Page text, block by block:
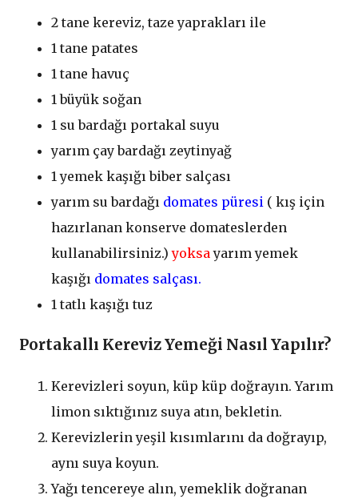
2 tane kereviz, taze yaprakları ile
1 tane patates
1 tane havuç
1 büyük soğan
1 su bardağı portakal suyu
yarım çay bardağı zeytinyağ
1 yemek kaşığı biber salçası
yarım su bardağı domates püresi ( kış için
hazırlanan konserve domateslerden
kullanabilirsiniz.) yoksayarım yemek
kaşığı domates salçası.
1 tatlı kaşığı tuz
Portakallı Kereviz Yemeği Nasıl Yapılır?
Kerevizleri soyun, küp küp doğrayın. Yarım
limon sıktığınız suya atın, bekletin.
Kerevizlerin yeşil kısımlarını da doğrayıp,
aynı suya koyun.
Yağı tencereye alın, yemeklik doğranan